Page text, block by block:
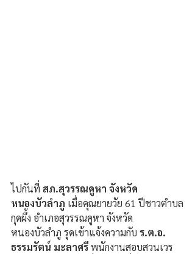
ไปกันที่ สภ.สุวรรณคูหา จังหวัด
หนองบัวลำภู เมื่อคุณยายวัย 61 ปีชาวตำบล
กุดผึ้ง อำเภอสุวรรณคูหา จังหวัด
หนองบัวลำภู รุดเข้าแจ้งความกับ ร.ต.อ.
ธรรมรัตน์ มะลาศรี พนักงานสอบสวนเวร